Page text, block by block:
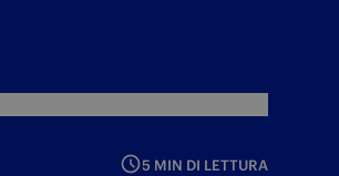
5 MIN DI LETTURA